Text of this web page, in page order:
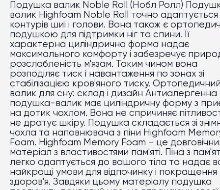
Подушка валик Noble Roll (Нобл Ролл)
валик Highfoam Noble Roll точно
контурів шиї і голови. Вона також є
подушкою для підтримки ніг та спини. Її
характерна циліндрична форма надає
максимального комфорту і забезречує
розслабленість м'язам. Таким чином вона
розподіляє тиск і навантаження по зонах зі
стабілізацією кров'яного тиску.
валик для сну: склад і дизайн Антиалергенна
подушка-валик має циліндричну форму з
на дотик чохлом. Вона не спричиняє
не дратує шкіру. Подушка складається зі
чохла та наповнювача з піни Highfoam
Foam. Highfoam Memory Foam - це
матеріал з властивостями пам'яті. Піна з
легко адаптується до вашого тіла та надає
найкращі умови для відпочинку і покращення
здоров'я. Завдяки цьому матеріалу подушка